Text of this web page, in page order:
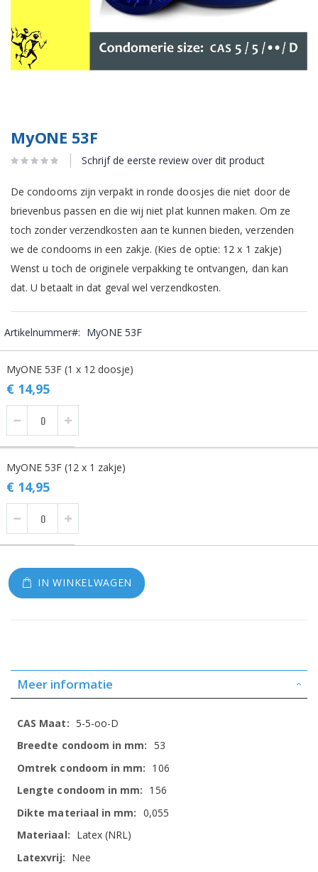
MyONE 53F
Schrijf de eerste review over dit product
De condooms zijn verpakt in ronde doosjes die niet door de
brievenbus passen en die wij niet plat kunnen maken. Om ze
toch zonder verzendkosten aan te kunnen bieden, verzenden
we de condooms in een zakje. (Kies de optie: 12 x 1 zakje)
Wenst u toch de originele verpakking te ontvangen, dan kan
dat. U betaalt in dat geval wel verzendkosten.
Artikelnummer MyONE 53F
productitems
MyONE 53F (1 x 12 doosje)
€ 14,95
MyONE 53F (12 x 1 zakje)
€ 14,95
IN WINKELWAGEN
Meer informatie
Meer
informatie
5-5-oo-D
53
106
156
0,055
Latex (NRL)
Nee